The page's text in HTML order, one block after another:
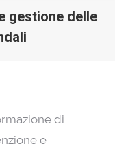
windowwindowwindow
gestione delle
di
e